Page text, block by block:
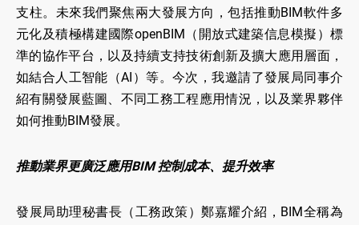
支柱。未來我們聚焦兩大發展方向，包括推動BIM軟件多
元化及積極構建國際openBIM（開放式建築信息模擬）標
準的協作平台，以及持續支持技術創新及擴大應用層面，
如結合人工智能（AI）等。今次，我邀請了發展局同事介
紹有關發展藍圖、不同工務工程應用情況，以及業界夥伴
如何推動BIM發展。
推動業界更廣泛應用BIM 控制成本、提升效率
發展局助理秘書長（工務政策）鄭嘉耀介紹，BIM全稱為